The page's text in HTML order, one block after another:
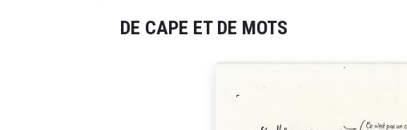
DE CAPE ET DE MOTS